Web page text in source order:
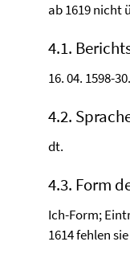
ab 1619 nicht
4.1.
16. 04. 1598-
4.2.
dt.
4.3. Form
Ich-Form;
1614 fehlen